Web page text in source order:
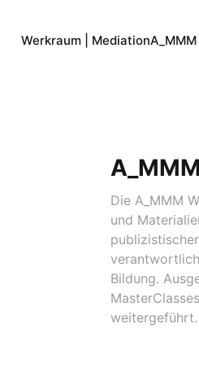
Werkraum | Mediation
Die A_MMM
und
Bildung.
weitergeführt.